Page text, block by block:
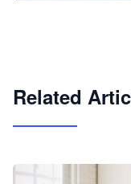
Related